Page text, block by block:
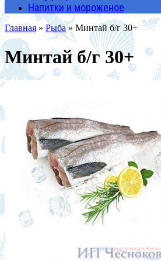
Напитки и мороженое
Главная » Рыба» Минтай б/г 30+
Минтай б/г 30+